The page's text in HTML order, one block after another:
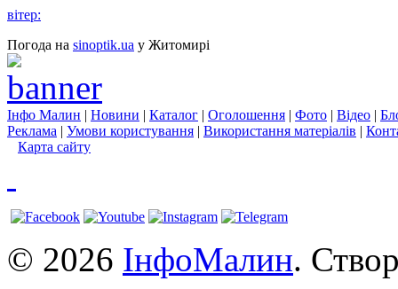
вітер:
Погода на sinoptik.ua у Житомирі
Інфо Малин | Новини | Каталог | Оголошення | Фото | Відео |
Реклама | Умови користування | Використання матеріалів |
Карта сайту
© 2026 ІнфоМалин.